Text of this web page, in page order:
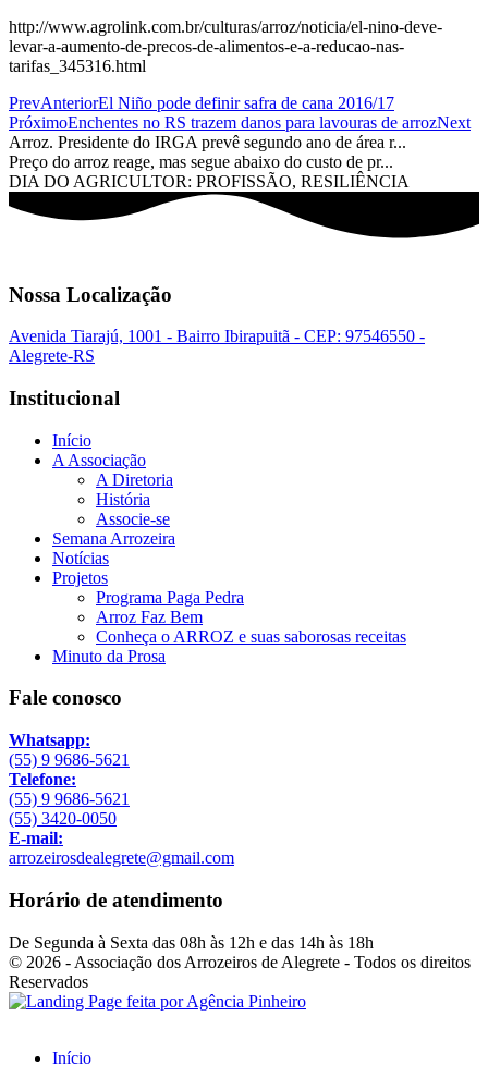
http://www.agrolink.com.br/culturas/arroz/noticia/el-nino-deve-
levar-a-aumento-de-precos-de-alimentos-e-a-reducao-nas-
tarifas_345316.html
PrevAnteriorEl Niño pode definir safra de cana 2016/17
PróximoEnchentes no RS trazem danos para lavouras de arrozNext
Arroz. Presidente do IRGA prevê segundo ano de área r...
Preço do arroz reage, mas segue abaixo do custo de pr...
DIA DO AGRICULTOR: PROFISSÃO, RESILIÊNCIA
Nossa Localização
Avenida Tiarajú, 1001 - Bairro Ibirapuitã - CEP: 97546550 -
Alegrete-RS
Institucional
Início
A Associação
A Diretoria
História
Associe-se
Semana Arrozeira
Notícias
Projetos
Programa Paga Pedra
Arroz Faz Bem
Conheça o ARROZ e suas saborosas receitas
Minuto da Prosa
Fale conosco
Whatsapp:
(55) 9 9686-5621
Telefone:
(55) 9 9686-5621
(55) 3420-0050
E-mail:
arrozeirosdealegrete@gmail.com
Horário de atendimento
De Segunda à Sexta das 08h às 12h e das 14h às 18h
© 2026 - Associação dos Arrozeiros de Alegrete - Todos os direitos
Reservados
Início